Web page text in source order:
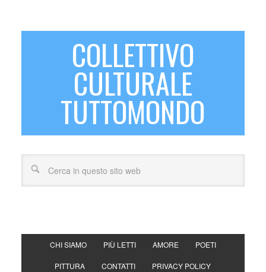
COLLETTIVO
CULTURALE
TUTTOMONDO
CHI SIAMO PIÙ LETTI AMORE POETI
PITTURA CONTATTI PRIVACY POLICY